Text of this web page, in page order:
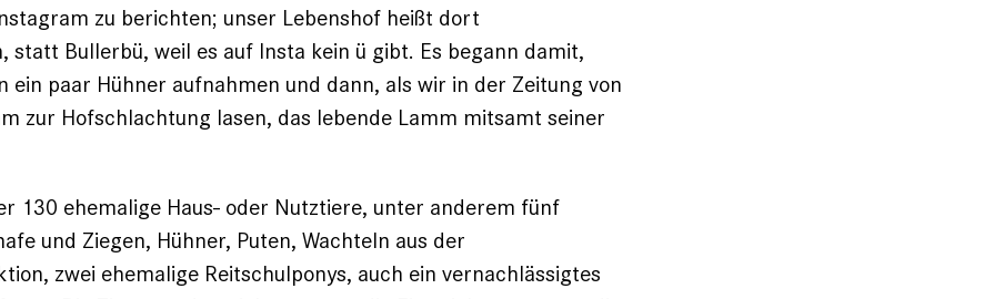
zu berichten; ­unser Lebenshof heißt dort
, statt Bullerbü, weil es auf Insta kein ü gibt. Es begann damit,
ein paar Hühner aufnahmen und dann, als wir in der Zeitung von
zur Hofschlachtung lasen, das lebende Lamm mitsamt seiner
130 ehemalige Haus- oder Nutztiere, unter anderem fünf
und Ziegen, Hühner, Puten, Wachteln aus der
zwei ehemalige Reitschulponys, auch ein vernachlässigtes